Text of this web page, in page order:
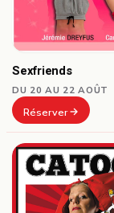
Sexfriends
DU 20 AU 22 AOÛT
Réserver